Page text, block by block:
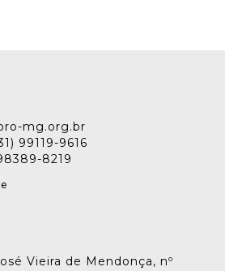
mg.org.br
99119-9616
8219
Vieira de Mendonça, nº